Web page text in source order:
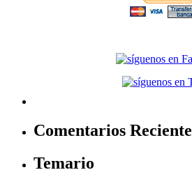
Comentarios Reciente
Temario